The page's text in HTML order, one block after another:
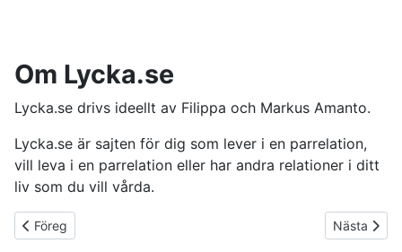
Om Lycka.se
Lycka.se drivs ideellt av Filippa och Markus Amanto.
Lycka.se är sajten för dig som lever i en parrelation,
vill leva i en parrelation eller har andra relationer i ditt
liv som du vill vårda.
Föregående artikel: Relationsakuten
Föreg Nästa
Nästa